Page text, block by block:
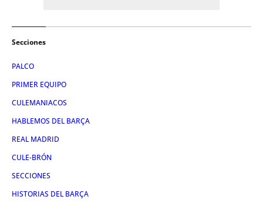
Secciones
PALCO
PRIMER EQUIPO
CULEMANIACOS
HABLEMOS DEL BARÇA
REAL MADRID
CULE-BRÓN
SECCIONES
HISTORIAS DEL BARÇA